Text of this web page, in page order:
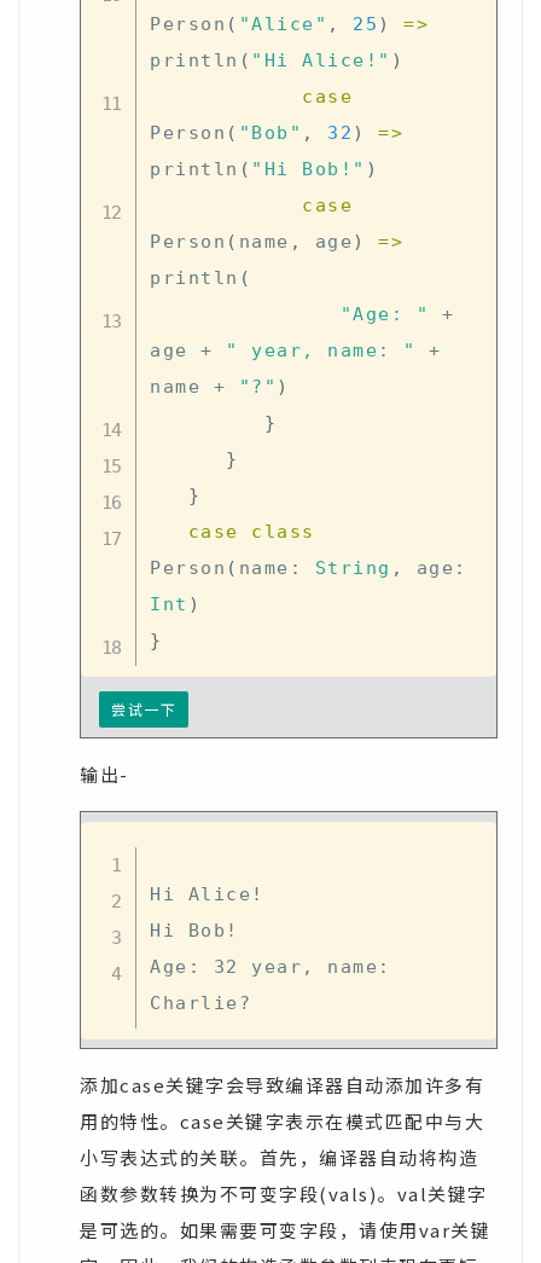
Person ( "Alice" , 25 )
=>
println ( "Hi Alice!" )
case
Person ( "Bob" , 32 )
=>
println ( "Hi Bob!" )
case
Person ( name , age )
=>
println (
"Age: "
+
age + " year, name: "
+
name + "?" )
}
}
}
case
class
Person ( name : String , age :
Int )
}
尝试一下
输出-
Hi Alice!
Hi Bob!
Age: 32 year, name:
添加case关键字会导致编译器自动添加许多有
用的特性。case关键字表示在模式匹配中与大
小写表达式的关联。首先，编译器自动将构造
函数参数转换为不可变字段(vals)。val关键字
是可选的。如果需要可变字段，请使用var关键